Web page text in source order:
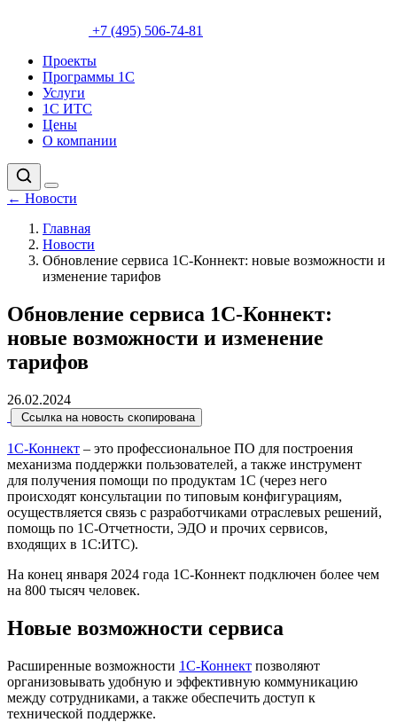
+7 (495) 506-74-81
Проекты
Программы 1С
Услуги
1С ИТС
Цены
О компании
← Новости
Главная
Новости
Обновление сервиса 1С-Коннект: новые возможности и
изменение тарифов
Обновление сервиса 1С-Коннект:
новые возможности и изменение
тарифов
26.02.2024
Ссылка на новость скопирована
1С-Коннект – это профессиональное ПО для построения
механизма поддержки пользователей, а также инструмент
для получения помощи по продуктам 1С (через него
происходят консультации по типовым конфигурациям,
осуществляется связь с разработчиками отраслевых решений,
помощь по 1С-Отчетности, ЭДО и прочих сервисов,
входящих в 1С:ИТС).
На конец января 2024 года 1С-Коннект подключен более чем
на 800 тысяч человек.
Новые возможности сервиса
Расширенные возможности 1С-Коннект позволяют
организовывать удобную и эффективную коммуникацию
между сотрудниками, а также обеспечить доступ к
технической поддержке.